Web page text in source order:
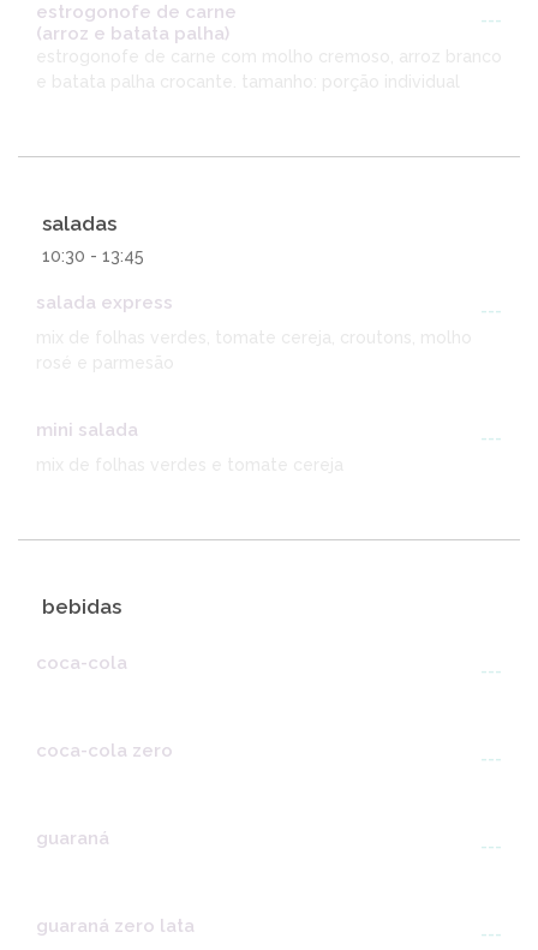
estrogonofe de carne
(arroz e batata palha)
---
estrogonofe de carne com molho cremoso, arroz branco
e batata palha crocante. tamanho: porção individual
saladas
10:30 - 13:45
salada express
---
mix de folhas verdes, tomate cereja, croutons, molho
mini salada
---
mix de folhas verdes e tomate cereja
bebidas
coca-cola ---
coca-cola zero ---
guaraná ---
guaraná zero lata ---